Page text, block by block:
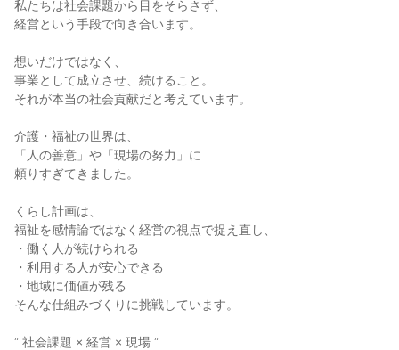
私たちは社会課題から目をそらさず、
経営という手段で向き合います。
想いだけではなく、
事業として成立させ、続けること。
それが本当の社会貢献だと考えています。
介護・福祉の世界は、
「人の善意」や「現場の努力」に
頼りすぎてきました。
くらし計画は、
福祉を感情論ではなく経営の視点で捉え直し、
・働く人が続けられる
・利用する人が安心できる
・地域に価値が残る
そんな仕組みづくりに挑戦しています。
” 社会課題 × 経営 × 現場 ”